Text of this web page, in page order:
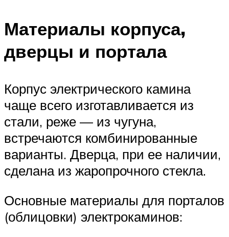
Материалы корпуса,
дверцы и портала
Корпус электрического камина
чаще всего изготавливается из
стали, реже — из чугуна,
встречаются комбинированные
варианты. Дверца, при ее наличии,
сделана из жаропрочного стекла.
Основные материалы для порталов
(облицовки) электрокаминов: